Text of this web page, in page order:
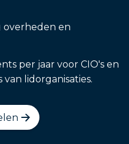
en
per jaar voor CIO's en
lidorganisaties.